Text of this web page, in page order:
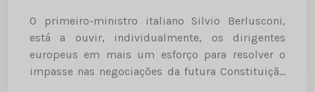
O primeiro-ministro italiano Silvio Berlusconi,
está a ouvir, individualmente, os dirigentes
europeus em mais um esforço para resolver o
impasse nas negociações da futura Constituição